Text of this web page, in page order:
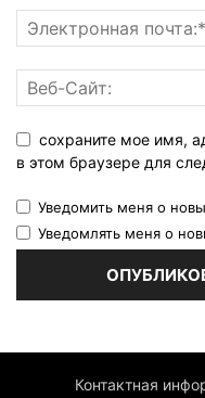
сохраните мое имя,
в этом браузере для
Уведомить меня о
Уведомлять меня о
Контактная